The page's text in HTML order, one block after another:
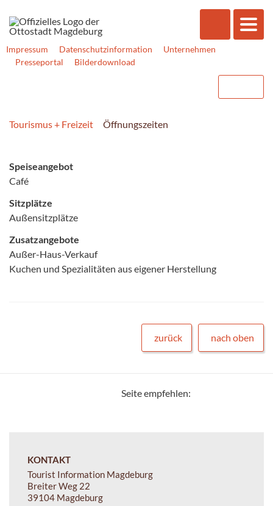
Impressum Datenschutzinformation
Unternehmen
Presseportal
Bilderdownload
Tourismus + Freizeit Öffnungszeiten
Speiseangebot
Café
Sitzplätze
Außensitzplätze
Zusatzangebote
Außer-Haus-Verkauf
Kuchen und Spezialitäten aus eigener Herstellung
zurück nach oben
Seite empfehlen:
KONTAKT
Tourist Information Magdeburg
Breiter Weg 22
39104 Magdeburg